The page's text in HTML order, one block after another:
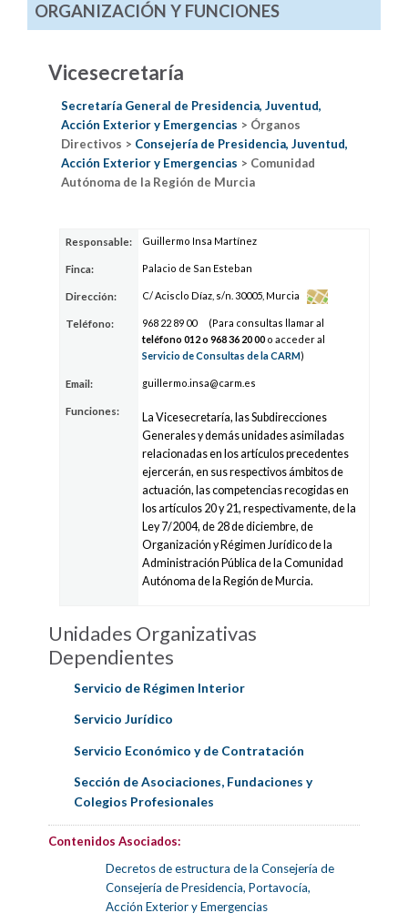
ORGANIZACIÓN Y FUNCIONES
Vicesecretaría
Secretaría General de Presidencia, Juventud,
Acción Exterior y Emergencias > Órganos
Directivos > Consejería de Presidencia, Juventud,
Acción Exterior y Emergencias > Comunidad
Autónoma de la Región de Murcia
Responsable: Guillermo Insa Martínez
Finca: Palacio de San Esteban
Dirección: C/ Acisclo Díaz, s/n. 30005, Murcia
Teléfono: 968 22 89 00
(Para consultas llamar al
teléfono 012 o 968 36 2000 o acceder al
Servicio de Consultas de la CARM)
Email: guillermo.insa@carm.es
Funciones:
La Vicesecretaría, las Subdirecciones
Generales y demás unidades asimiladas
relacionadas en los artículos precedentes
ejercerán, en sus respectivos ámbitos de
actuación, las competencias recogidas en
los artículos 20 y 21, respectivamente, de la
Ley 7/2004, de 28 de diciembre, de
Organización y Régimen Jurídico de la
Administración Pública de la Comunidad
Autónoma de la Región de Murcia.
Unidades Organizativas
Dependientes
Servicio de Régimen Interior
Servicio Jurídico
Servicio Económico y de Contratación
Sección de Asociaciones, Fundaciones y
Colegios Profesionales
Contenidos Asociados:
Decretos de estructura de la Consejería de
Consejería de Presidencia, Portavocía,
Acción Exterior y Emergencias